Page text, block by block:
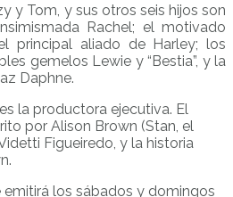
y Tom, y sus otros seis hijos son
Rachel; el motivado
principal aliado de Harley; los
gemelos Lewie y “Bestia”, y la
Daphne.
la productora ejecutiva. El
por Alison Brown (Stan, el
Figueiredo, y la historia
emitirá los sábados y domingos